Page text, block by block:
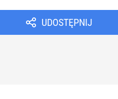
UDOSTĘPNIJ